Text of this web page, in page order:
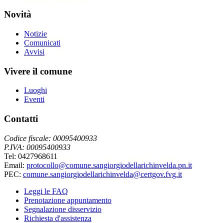
Novità
Notizie
Comunicati
Avvisi
Vivere il comune
Luoghi
Eventi
Contatti
Codice fiscale: 00095400933
P.IVA: 00095400933
Tel: 0427968611
Email: protocollo@comune.sangiorgiodellarichinvelda.pn.it
PEC: comune.sangiorgiodellarichinvelda@certgov.fvg.it
Leggi le FAQ
Prenotazione appuntamento
Segnalazione disservizio
Richiesta d'assistenza